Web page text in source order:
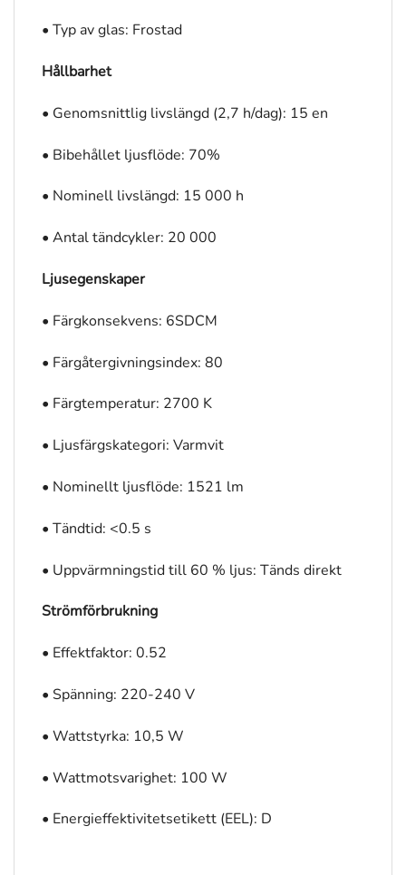
• Typ av glas: Frostad
Hållbarhet
• Genomsnittlig livslängd (2,7 h/dag): 15 en
• Bibehållet ljusflöde: 70%
• Nominell livslängd: 15 000 h
• Antal tändcykler: 20 000
Ljusegenskaper
• Färgkonsekvens: 6SDCM
• Färgåtergivningsindex: 80
• Färgtemperatur: 2700 K
• Ljusfärgskategori: Varmvit
• Nominellt ljusflöde: 1521 lm
• Tändtid: <0.5 s
• Uppvärmningstid till 60 % ljus: Tänds direkt
Strömförbrukning
• Effektfaktor: 0.52
• Spänning: 220-240 V
• Wattstyrka: 10,5 W
• Wattmotsvarighet: 100 W
• Energieffektivitetsetikett (EEL): D